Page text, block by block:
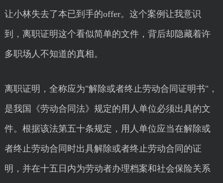
让小林失去了本已到手的offer。这个案例让我意识
到，离职证明这个看似简单的文件，背后却隐藏着许
多职场人不知道的真相。
离职证明，全称应为"解除或者终止劳动合同证明书"，
是我国《劳动合同法》规定的用人单位必须出具的文
件。根据该法第五十条规定，用人单位应当在解除或
者终止劳动合同时出具解除或者终止劳动合同的证
明，并在十五日内为劳动者办理档案和社会保险关系